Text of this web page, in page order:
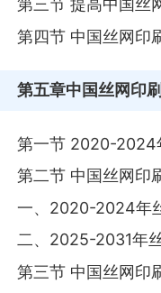
第三节 提高中国丝
第四节 中国丝网印
第五章中国丝网印
第一节 2020-2024
第二节 中国丝网印
一、2020-2024年
二、2025-2031年
第三节 中国丝网印